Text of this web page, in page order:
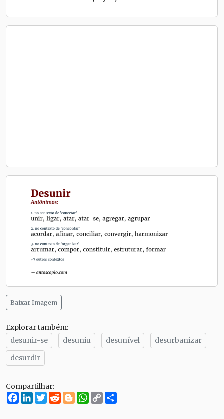
Baixar Imagem
Explorar também:
desunir-se
desuniu desunível
desurbanizar
desurdir
Compartilhar:
Facebook
LinkedIn
Twitter
RedditBloggerWhatsApp
Copy
Link